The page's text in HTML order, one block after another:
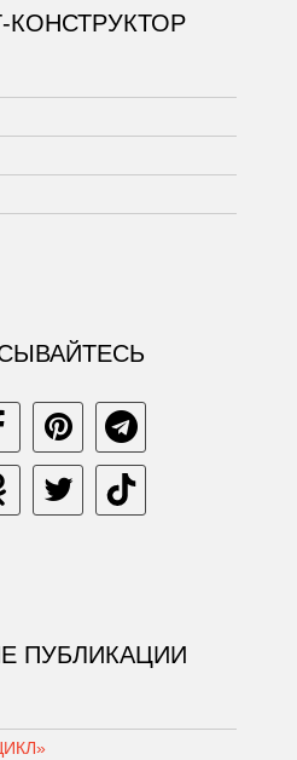
КОНСТРУКТОР
ПУБЛИКАЦИИ